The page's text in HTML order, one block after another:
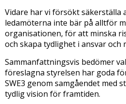
Vidare har vi försökt säkerställa
ledamöterna inte bär på alltför
organisationen, för att minska
och skapa tydlighet i ansvar och
Sammanfattningsvis bedömer
föreslagna styrelsen har goda
SWE3 genom samgåendet med
tydlig vision för framtiden.